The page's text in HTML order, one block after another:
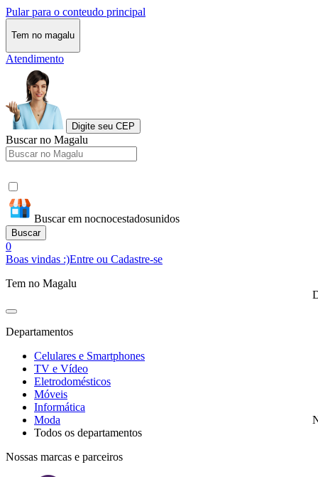
Pular para o conteudo principal
Tem no magalu
Atendimento
Digite seu CEP
Buscar no Magalu
Buscar em nocnocestadosunidos
Buscar
0
Boas vindas :)Entre ou Cadastre-se
Tem no Magalu
Departamentos
Celulares e Smartphones
TV e Vídeo
Eletrodomésticos
Móveis
Informática
Moda
Todos os departamentos
Nossas marcas e parceiros